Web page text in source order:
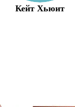
Кейт Хьюит